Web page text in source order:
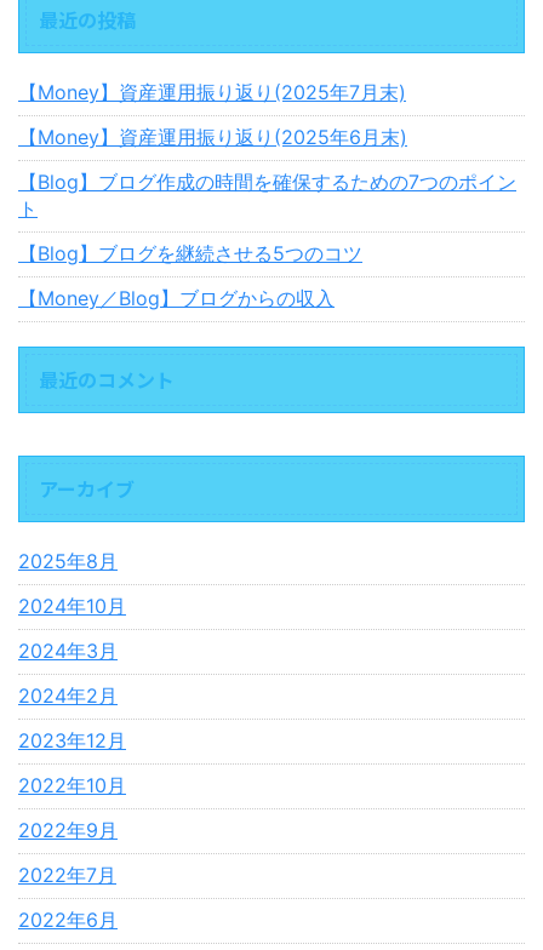
最近の投稿
【Money】資産運用振り返り(2025年7月末)
【Money】資産運用振り返り(2025年6月末)
【Blog】ブログ作成の時間を確保するための7つのポイン
ト
【Blog】ブログを継続させる5つのコツ
【Money／Blog】ブログからの収入
最近のコメント
アーカイブ
2025年8月
2024年10月
2024年3月
2024年2月
2023年12月
2022年10月
2022年9月
2022年7月
2022年6月